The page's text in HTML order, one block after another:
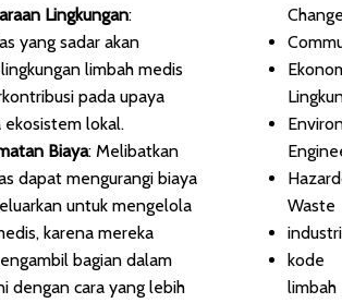
Lingkungan:
yang sadar akan
limbah medis
pada upaya
ekosistem lokal.
Biaya: Melibatkan
dapat mengurangi biaya
untuk mengelola
karena mereka
bagian dalam
dengan cara yang lebih
Waste
industri
kode
limbah